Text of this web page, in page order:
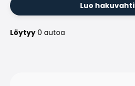
Luo hakuvahti
Löytyy 0 autoa